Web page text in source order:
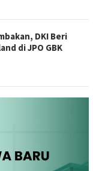
DKI Beri
di JPO GBK